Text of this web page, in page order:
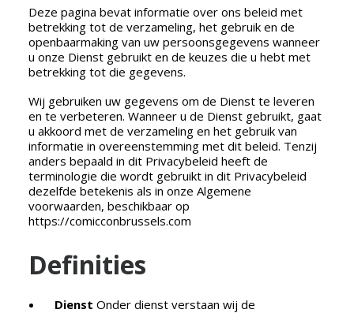
TICKETS
FRANÇAIS
NEDERLANDS
Deze pagina bevat informatie over ons beleid met
betrekking tot de verzameling, het gebruik en de
openbaarmaking van uw persoonsgegevens wanneer
u onze Dienst gebruikt en de keuzes die u hebt met
betrekking tot die gegevens.
Wij gebruiken uw gegevens om de Dienst te leveren
en te verbeteren. Wanneer u de Dienst gebruikt, gaat
u akkoord met de verzameling en het gebruik van
informatie in overeenstemming met dit beleid. Tenzij
anders bepaald in dit Privacybeleid heeft de
terminologie die wordt gebruikt in dit Privacybeleid
dezelfde betekenis als in onze Algemene
voorwaarden, beschikbaar op
https://comicconbrussels.com
Definities
Dienst Onder dienst verstaan wij de